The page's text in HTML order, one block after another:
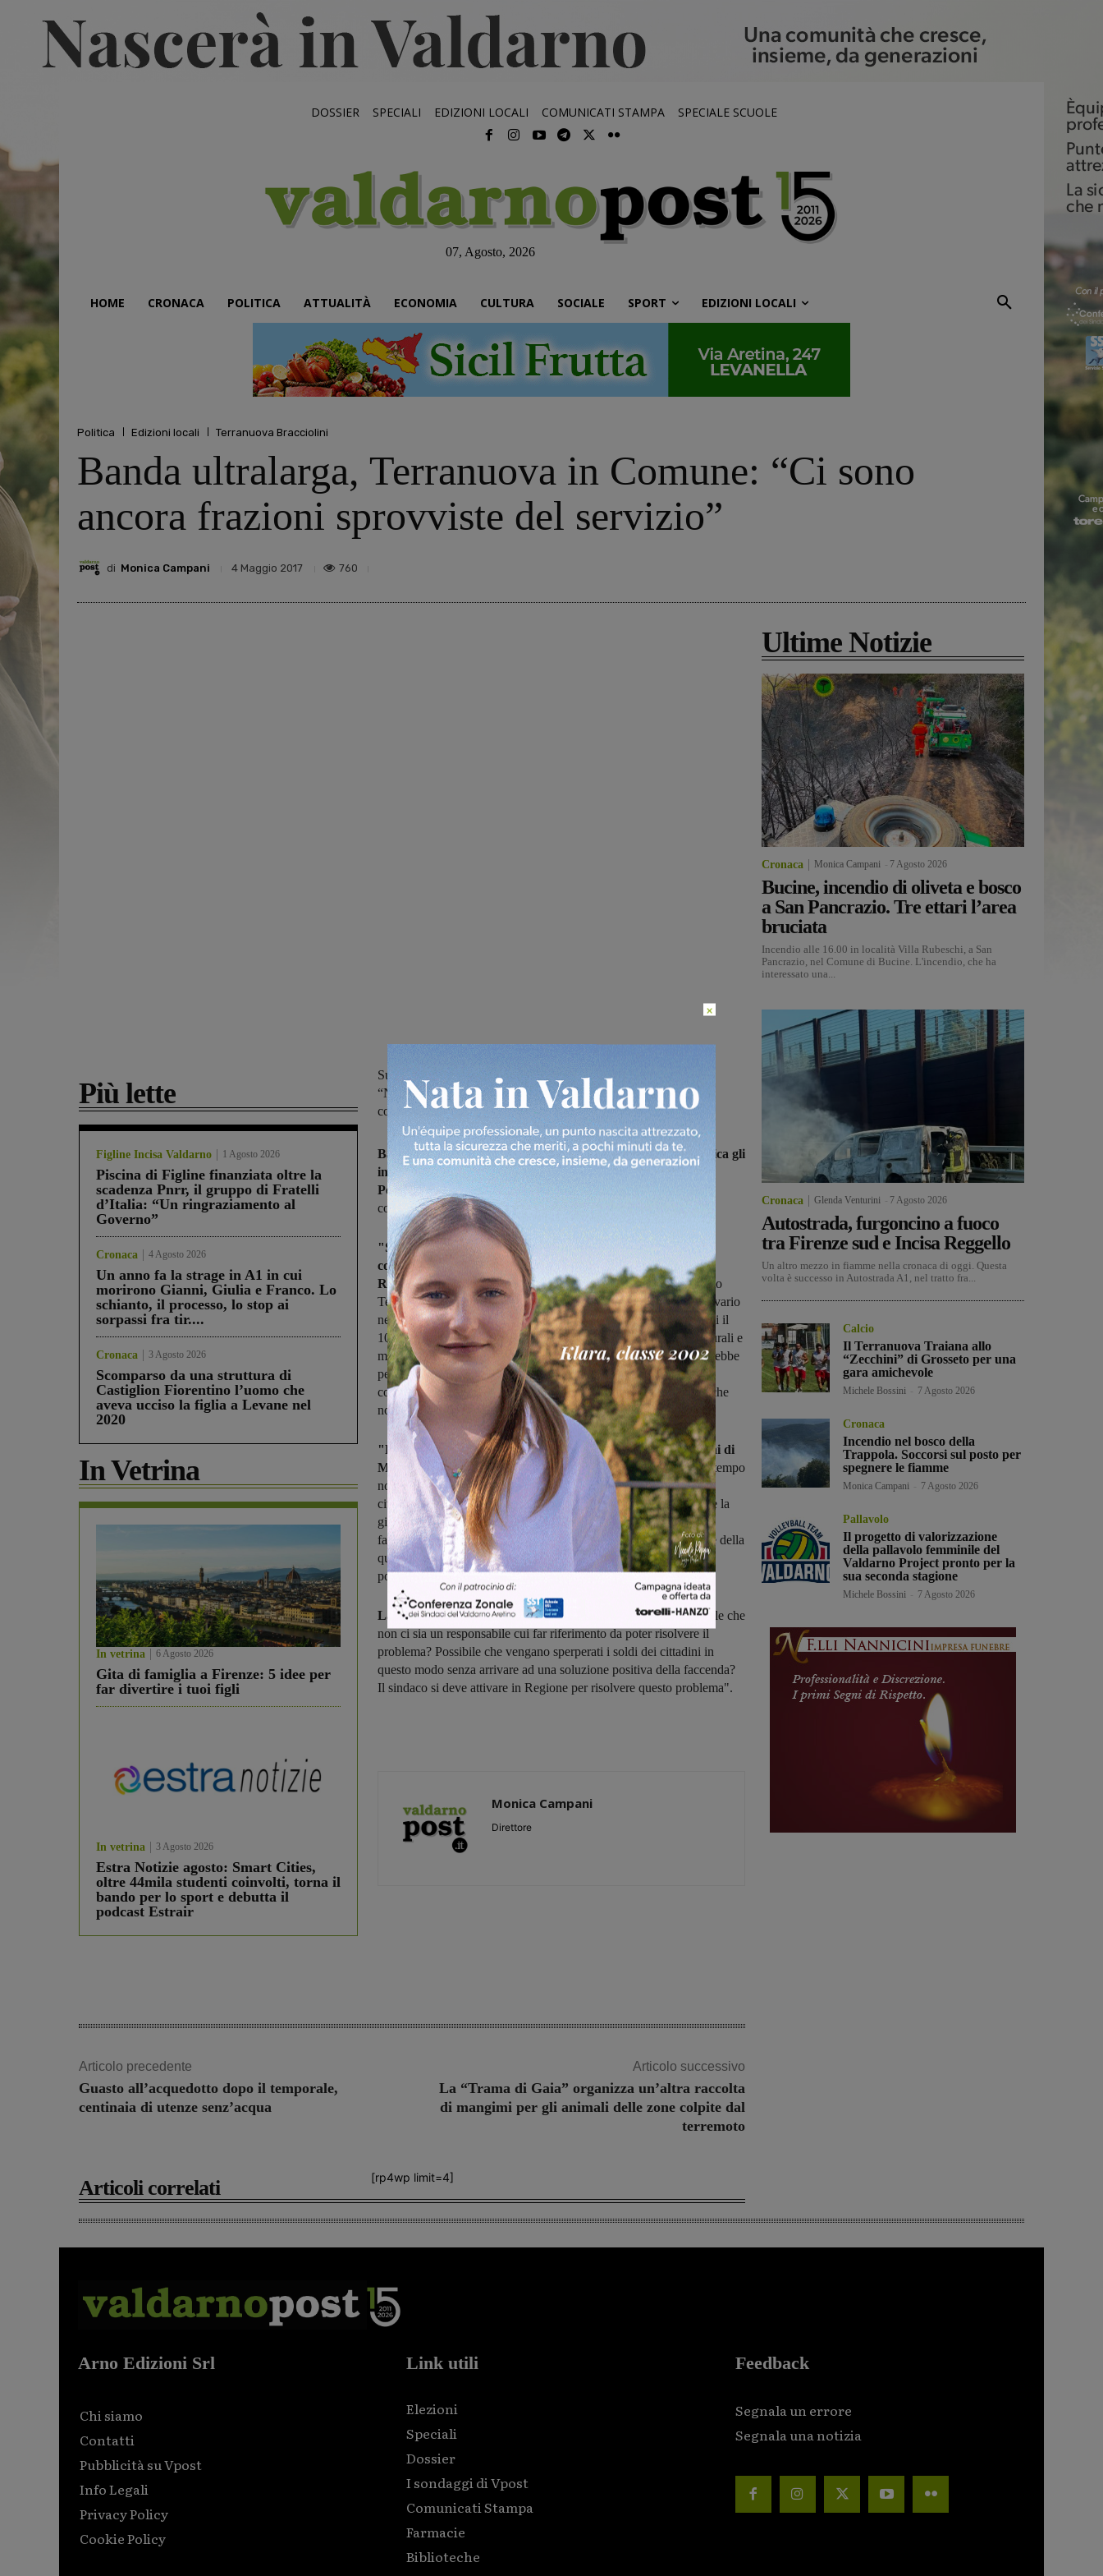
DOSSIER SPECIALI EDIZIONI LOCALI COMUNICATI STAMPA SPECIALE SCUOLE
07, Agosto, 2026
HOME CRONACA POLITICA ATTUALITÀ ECONOMIA CULTURA SOCIALE SPORT EDIZIONI LOCALI
Politica Edizioni locali Terranuova Bracciolini
Banda ultralarga, Terranuova in Comune: “Ci sono
ancora frazioni sprovviste del servizio”
di Monica Campani 4 Maggio 2017 760
Più lette
Figline Incisa Valdarno 1 Agosto 2026
Piscina di Figline finanziata oltre la
scadenza Pnrr, il gruppo di Fratelli
d’Italia: “Un ringraziamento al
Governo”
Cronaca 4 Agosto 2026
Un anno fa la strage in A1 in cui
morirono Gianni, Giulia e Franco. Lo
schianto, il processo, lo stop ai
sorpassi fra tir....
Cronaca 3 Agosto 2026
Scomparso da una struttura di
Castiglion Fiorentino l’uomo che
aveva ucciso la figlia a Levane nel
2020
In Vetrina
In vetrina 6 Agosto 2026
Gita di famiglia a Firenze: 5 idee per
far divertire i tuoi figli
In vetrina 3 Agosto 2026
Estra Notizie agosto: Smart Cities,
oltre 44mila studenti coinvolti, torna il
bando per lo sport e debutta il
podcast Estrair
Sull’argomento interviene la Lista civica Terranuova in Comune.
“Nonostante i lavori finiti nell’ottobre del 2016 queste frazioni
continuano a rimanere sprovviste di tale servizio”
Banda ultralarga: la Lista civica Terranuova in Comune critica gli
interventi effettuati nelle frazioni di Malva, Piantravigne,
Persignano e Campogialli terminati nel 2016 ma ancora non
confacenti all'attivazione del servizio.
"Stiamo parlando del piano per abbattere il digital divide e
connessioni lente che sta dietro al bando di gara indetto dalla
Regione e dal Ministero per lo sviluppo economicoche ha vinto
Telecom nel 2015. Lo scopo di questo progetto era di ridurre il divario
nella connessione dalle aree urbane (dove la copertura copre quasi il
100%) a quelle con meno densità abitativa, specialmente quelle rurali e
marginali. Un progetto sulla carta bello e interessante il quale, avrebbe
permesso agli abitanti delle frazioni, di poter godere di una
connessione veloce e sicura venendo a meno di operatori privati che
non ti garantiscono tutto questo".
"Purtroppo abbiamo constatato che, soprattutto nelle frazioni di
Malva e Persignano, ci sono problemi tecnici che persistono da tempo
nonostante che i lavori siano terminati a fine 2016. Noi della lista
civica abbiamo interrogato più volte in aula consiliare il Sindaco e la
giunta comunale perché si facessero carico di tale problematica e
facessero da tramite, attraverso l’assessore competente in Regione della
questione, senza purtroppo avere avuto fino adesso un riscontro
positivo".
La Lista civica conclude: "A questo punto ci chiediamo: possibile che
non ci sia un responsabile cui far riferimento da poter risolvere il
problema? Possibile che vengano sperperati i soldi dei cittadini in
questo modo senza arrivare ad una soluzione positiva della faccenda?
Il sindaco si deve attivare in Regione per risolvere questo problema".
Monica Campani
Direttore
Articolo precedente
Guasto all’acquedotto dopo il temporale,
centinaia di utenze senz’acqua
Articolo successivo
La “Trama di Gaia” organizza un’altra raccolta
di mangimi per gli animali delle zone colpite dal
terremoto
[rp4wp limit=4]
Articoli correlati
Ultime Notizie
Cronaca Monica Campani 7 Agosto 2026
Bucine, incendio di oliveta e bosco
a San Pancrazio. Tre ettari l’area
bruciata
Incendio alle 16.00 in località Villa Rubeschi, a San
Pancrazio, nel Comune di Bucine. L'incendio, che ha
interessato una...
Cronaca Glenda Venturini 7 Agosto 2026
Autostrada, furgoncino a fuoco
tra Firenze sud e Incisa Reggello
Un altro mezzo in fiamme nella cronaca di oggi. Questa
volta è successo in Autostrada A1, nel tratto fra...
Calcio
Il Terranuova Traiana allo
“Zecchini” di Grosseto per una
gara amichevole
Michele Bossini 7 Agosto 2026
Cronaca
Incendio nel bosco della
Trappola. Soccorsi sul posto per
spegnere le fiamme
Monica Campani 7 Agosto 2026
Pallavolo
Il progetto di valorizzazione
della pallavolo femminile del
Valdarno Project pronto per la
sua seconda stagione
Michele Bossini 7 Agosto 2026
Arno Edizioni Srl
Chi siamo
Contatti
Pubblicità su Vpost
Info Legali
Privacy Policy
Cookie Policy
Link utili
Elezioni
Speciali
Dossier
I sondaggi di Vpost
Comunicati Stampa
Farmacie
Biblioteche
Feedback
Segnala un errore
Segnala una notizia
×